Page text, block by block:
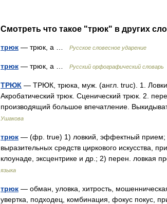
Смотреть что такое "трюк" в других
трюк — трюк, а … Русское словесное ударение
трюк — трюк, а … Русский орфографический словарь
ТРЮК — ТРЮК, трюка, муж. (англ. truc). 1.
Акробатический трюк. Сценический трюк. 2.
производящий большое впечатление.
Ушакова
трюк — (фр. true) 1) ловкий, эффектный прием;
выразительных средств циркового искусства,
клоунаде, эксцентрике и др.; 2) перен.
языка
трюк — обман, уловка, хитрость,
увертка, подходец, комбинация, фокус покус,